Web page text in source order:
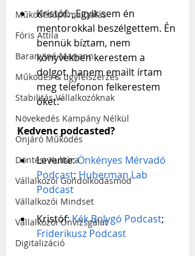
Működésoptimalizálás
Fóris Attila
Baranyiné Mariann
Működés & ügyfélszerzés
Stabilitás Vállalkozóknak
Növekedés Kampány Nélkül
Önjáró Működés
Döntési Kultúra
Vállalkozói Gondolkodásmód
Vállalkozói Mindset
Vállalkozói Önvizsgálat
Digitalizáció
Kristóf: „Egyik sem én
mentorokkal beszélgettem. Én
bennük bíztam, nem
könyvekben kerestem a
dolgot, hanem emailt írtam
meg telefonon felkerestem
őket.”
Kedvenc podcasted?
Levente: Önkényes Mérvadó
Podcast; Huberman Lab
Podcast
Kristóf: Kék Bolygó Podcast;
Friderikusz Podcast